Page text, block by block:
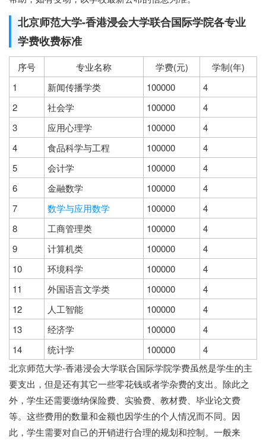
北京师范大学-香港浸会大学联合国际学院各专业
学费收费标准
序号 专业名称 学费(元)
学制(年)
1
新闻传播学类 100000
4
2
社会学 100000
4
3
应用心理学 100000
4
4
食品科学与工程 100000
4
5
会计学 100000
4
6
金融数学 100000
4
7
数学与应用数学 100000
4
8
工商管理类 100000
4
9
计算机类 100000
4
10
环境科学 100000
4
11
外国语言文学类 100000
4
12
人工智能 100000
4
13
经济学 100000
4
14
统计学 100000
4
北京师范大学-香港浸会大学联合国际学院学费虽然是学生的主
要支出，但是还有其它一些零花钱或者学杂费的支出。除此之
外，学生还需要缴纳保险费、实验费、教材费、毕业论文费
等。这些费用的数量和金额也因学生的个人情况而不同。因
此，学生需要对自己的开销进行合理的规划和控制。一般来